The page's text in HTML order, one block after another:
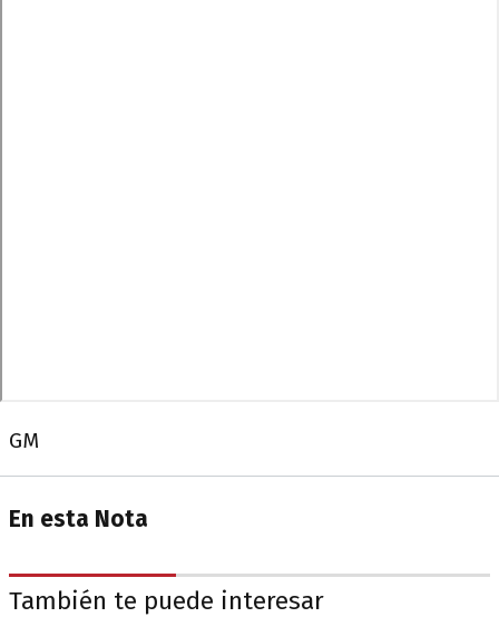
GM
En esta Nota
También te puede interesar